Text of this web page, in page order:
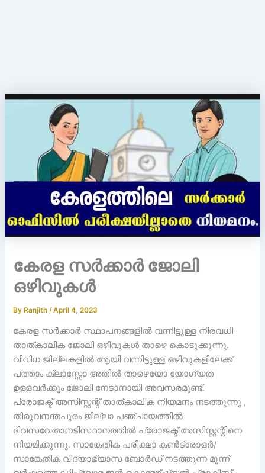
കേരള സർക്കാർ ജോലി
ഒഴിവുകൾ
ByRanjith /April 4, 2023
കേരള സർക്കാർ സ്ഥാപനങ്ങളിൽ വന്നിട്ടുള്ള നിരവധി
താത്കാലിക ജോലി ഒഴിവുകൾ താഴെ കൊടുക്കുന്നു.
വിവിധ ജില്ലകളിൽ ആയി വന്നിട്ടുള്ള ഒഴിവുകളിലേക്ക്
പത്താം ക്ലാസ്സോ അതിൽ താഴെയോ യോഗ്യത
ഉള്ളവർക്കും ജോലി നേടാനായി അവസരമുണ്ട്.
പ്രോജക്ട് അസിസ്റ്റന്റ് താത്കാലിക നിയമനം നടത്തുന്നു ,
തിരുവനന്തപുരം ജില്ലാ പഞ്ചായത്തിൽ
ദിവസവേതാനടിസ്ഥാനത്തിൽ പ്രോജക്ട് അസിസ്റ്റന്റിനെ
നിയമിക്കുന്നു. സാങ്കേതിക പരീക്ഷാ കൺട്രോളർ/
സാങ്കേതിക വിദ്യാഭ്യാസ ബോർഡ് നടത്തുന്ന മൂന്ന്